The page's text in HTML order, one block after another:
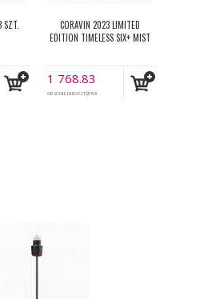
SZT.
CORAVIN 2023 LIMITED
EDITION TIMELESS SIX+ MIST
1 768.83
PLN z VAT
OBECNIE NIEDOSTĘPNE